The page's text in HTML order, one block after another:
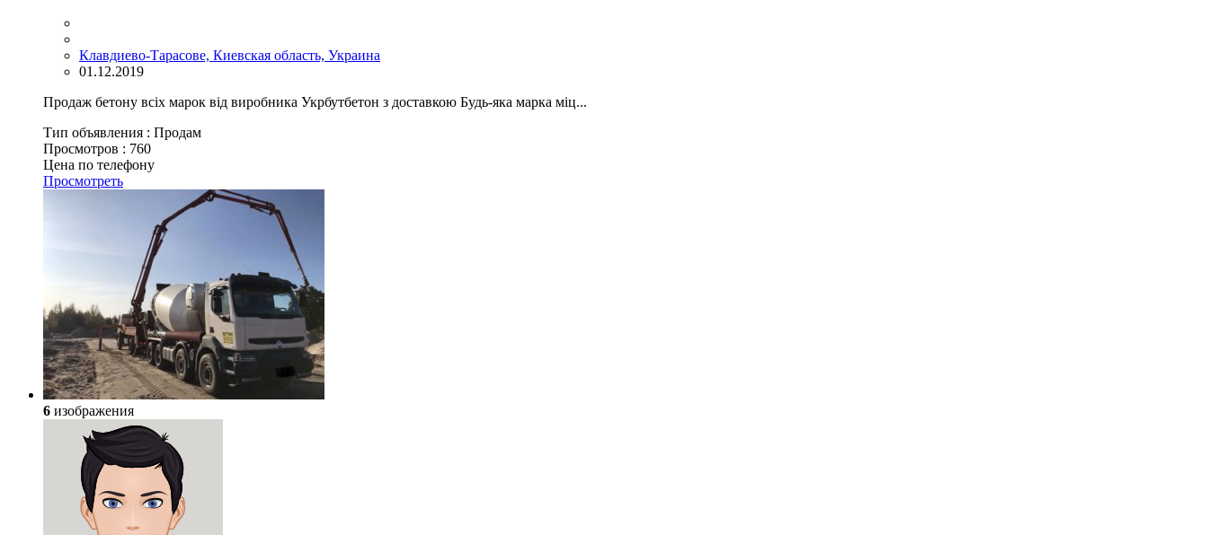
Клавдиево-Тарасове, Киевская область, Украина
01.12.2019
Продаж бетону всіх марок від виробника Укрбутбетон з доставкою Будь-яка марка міц...
Тип объявления : Продам
Просмотров : 760
Цена по телефону
Просмотреть
6 изображения